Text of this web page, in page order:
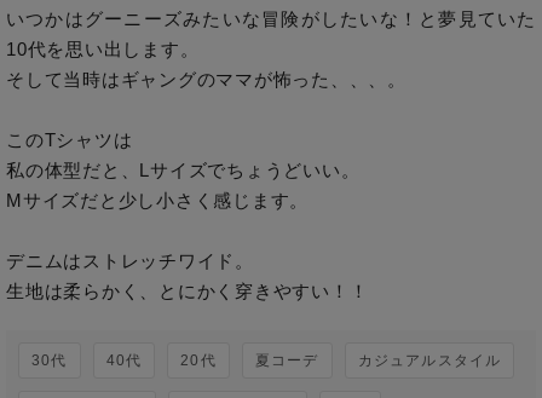
いつかはグーニーズみたいな冒険がしたいな！と夢見ていた
10代を思い出します。
そして当時はギャングのママが怖った、、、。
このTシャツは
私の体型だと、Lサイズでちょうどいい。
Mサイズだと少し小さく感じます。
デニムはストレッチワイド。
30代 40代 20代 夏コーデ カジュアルスタイル